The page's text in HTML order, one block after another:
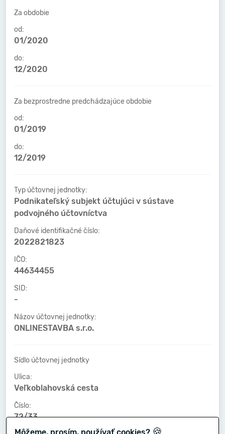
Za obdobie
od:
01/2020
do:
12/2020
Za bezprostredne predchádzajúce obdobie
od:
01/2019
do:
12/2019
Typ účtovnej jednotky:
Podnikateľský subjekt účtujúci v sústave
podvojného účtovníctva
Daňové identifikačné číslo:
2022821823
IČO:
44634455
SID:
-
Názov účtovnej jednotky:
ONLINESTAVBA s.r.o.
Sídlo účtovnej jednotky
Ulica:
Veľkoblahovská cesta
Číslo:
72/33
🍪